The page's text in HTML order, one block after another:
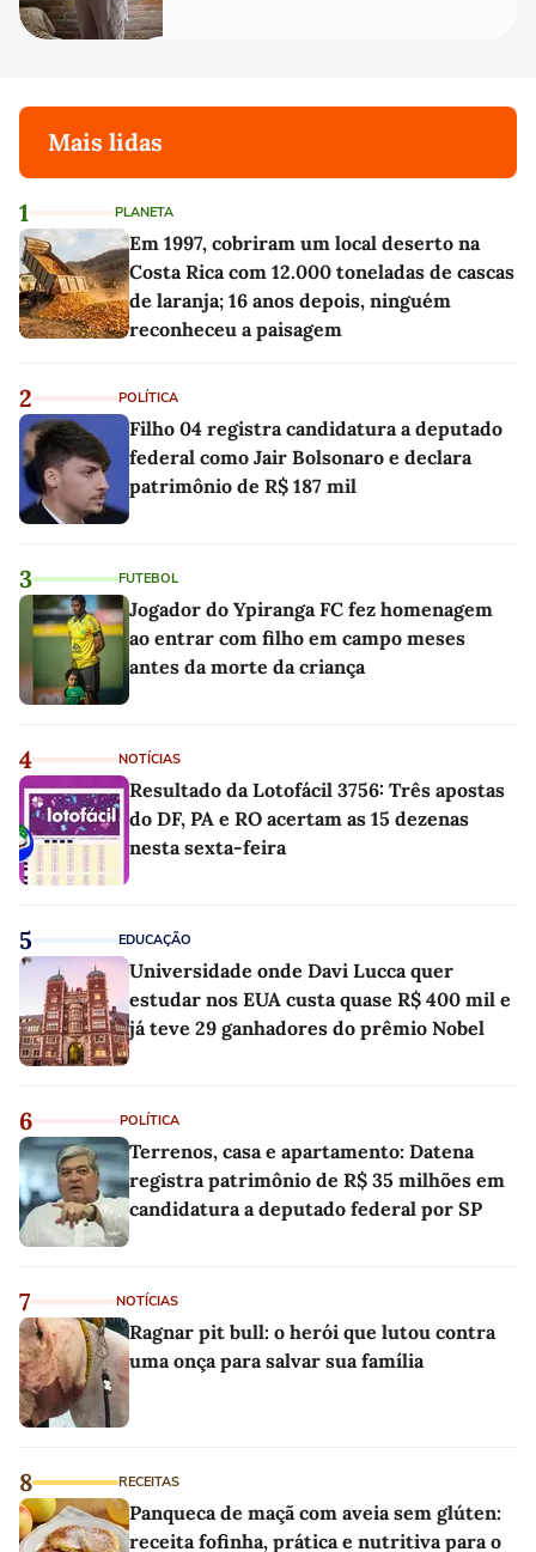
Mais lidas
1 PLANETA
Em 1997, cobriram um local deserto na
Costa Rica com 12.000 toneladas de cascas
de laranja; 16 anos depois, ninguém
reconheceu a paisagem
2 POLÍTICA
Filho 04 registra candidatura a deputado
federal como Jair Bolsonaro e declara
patrimônio de R$ 187 mil
3 FUTEBOL
Jogador do Ypiranga FC fez homenagem
ao entrar com filho em campo meses
antes da morte da criança
4 NOTÍCIAS
Resultado da Lotofácil 3756: Três apostas
do DF, PA e RO acertam as 15 dezenas
nesta sexta-feira
5 EDUCAÇÃO
Universidade onde Davi Lucca quer
estudar nos EUA custa quase R$ 400 mil e
já teve 29 ganhadores do prêmio Nobel
6 POLÍTICA
Terrenos, casa e apartamento: Datena
registra patrimônio de R$ 35 milhões em
candidatura a deputado federal por SP
7 NOTÍCIAS
Ragnar pit bull: o herói que lutou contra
uma onça para salvar sua família
8 RECEITAS
Panqueca de maçã com aveia sem glúten:
receita fofinha, prática e nutritiva para o